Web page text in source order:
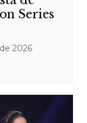
Series
2026